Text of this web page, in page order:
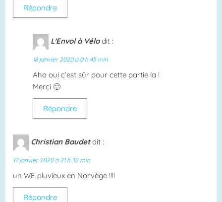
Répondre
L'Envol à Vélo dit :
18 janvier 2020 à 0 h 45 min
Aha oui c’est sûr pour cette partie la !
Merci 🙂
Répondre
Christian Baudet dit :
17 janvier 2020 à 21 h 32 min
un WE pluvieux en Norvège !!!!
Répondre